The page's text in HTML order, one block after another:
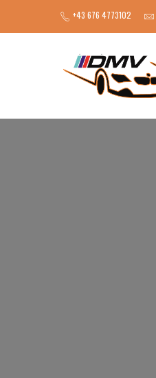
+43 676 4773102